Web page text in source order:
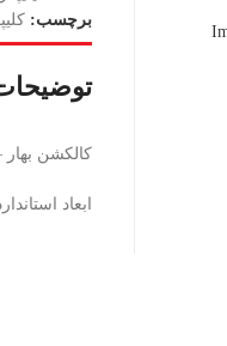
برچسب:
کالکشن بهار –
ابعاد